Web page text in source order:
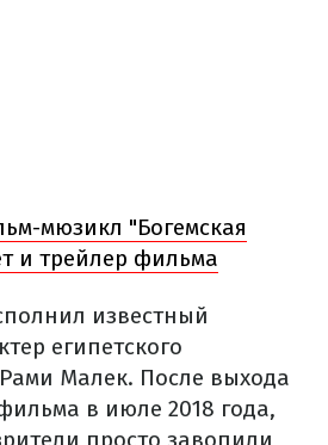
мюзикл "Богемская
и трейлер фильма
известный
египетского
Малек. После выхода
в июле 2018 года,
просто завопили